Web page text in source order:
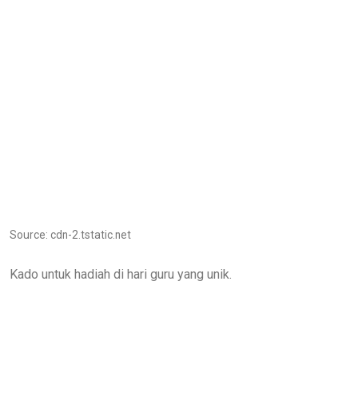
Source: cdn-2.tstatic.net
Kado untuk hadiah di hari guru yang unik.